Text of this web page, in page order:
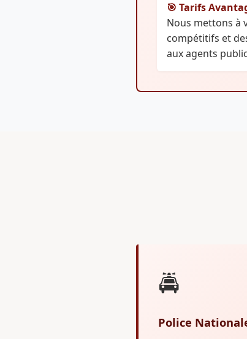
🎯 Tarifs
Nous mettons à
compétitifs et
aux agents
🚔
Police